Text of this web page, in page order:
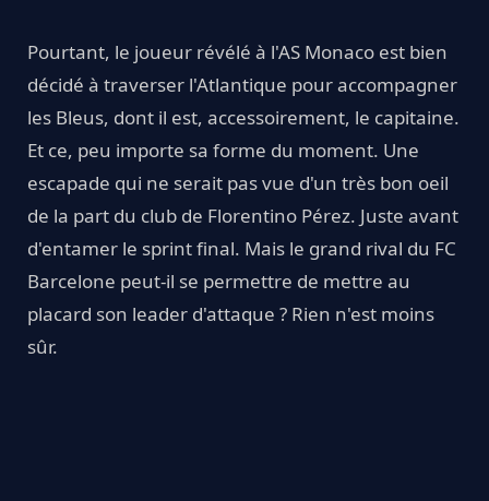
Pourtant, le joueur révélé à l'AS Monaco est bien
décidé à traverser l'Atlantique pour accompagner
les Bleus, dont il est, accessoirement, le capitaine.
Et ce, peu importe sa forme du moment. Une
escapade qui ne serait pas vue d'un très bon oeil
de la part du club de Florentino Pérez. Juste avant
d'entamer le sprint final. Mais le grand rival du FC
Barcelone peut-il se permettre de mettre au
placard son leader d'attaque ? Rien n'est moins
sûr.